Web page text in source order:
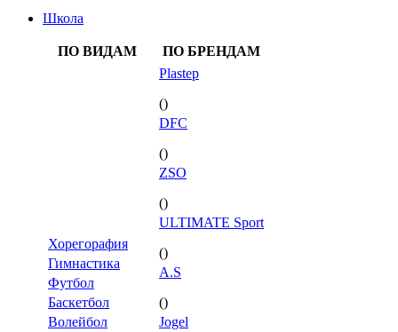
Школа
ПО ВИДАМ ПО БРЕНДАМ
Хорегорафия
Гимнастика
Футбол
Баскетбол
Волейбол
Plastep
()
DFC
()
ZSO
()
ULTIMATE Sport
()
A.S
()
Jogel